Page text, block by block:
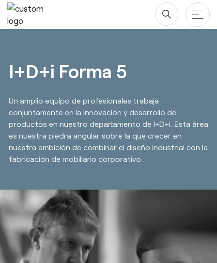
Saltar
contenido
Productos
Almacenaje
Paneles Separadores
Compañía
Blog y newsroom
Diseñadores
Sostenibilidad ♻️
Ergonomía
Responsabilidad social
Nuestros Showrooms
Descargas
Descargas
Acuerdo Marco
esPattio
esPattio
I+D+i Forma 5
Un amplio equipo de profesionales trabaja
conjuntamente en la innovación y desarrollo de
productos en nuestro departamento de I+D+i. Esta área
es nuestra piedra angular sobre la que crecer en
nuestra ambición de combinar el diseño industrial con la
fabricación de mobiliario corporativo.